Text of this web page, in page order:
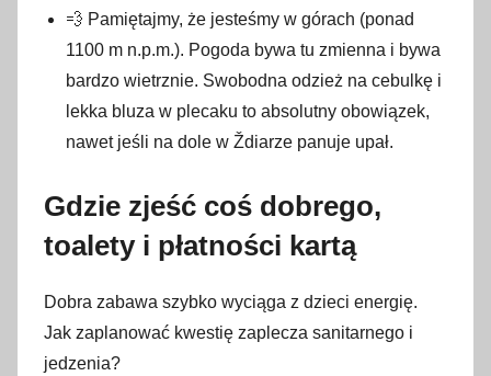
💨 Pamiętajmy, że jesteśmy w górach (ponad
1100 m n.p.m.). Pogoda bywa tu zmienna i bywa
bardzo wietrznie. Swobodna odzież na cebulkę i
lekka bluza w plecaku to absolutny obowiązek,
nawet jeśli na dole w Ždiarze panuje upał.
Gdzie zjeść coś dobrego,
toalety i płatności kartą
Dobra zabawa szybko wyciąga z dzieci energię.
Jak zaplanować kwestię zaplecza sanitarnego i
jedzenia?